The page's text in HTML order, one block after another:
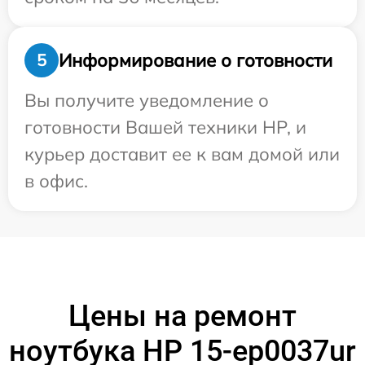
5
Информирование о готовности
Вы получите уведомление о
готовности Вашей техники HP, и
курьер доставит ее к вам домой или
в офис.
Цены на ремонт
ноутбука HP 15-ep0037ur